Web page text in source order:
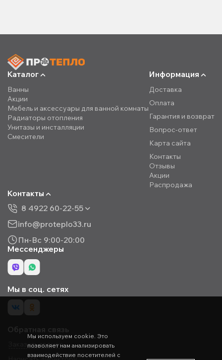
Каталог
Ванны
Акции
Мебель и аксессуары для ванной комнаты
Радиаторы отопления
Унитазы и инсталляции
Смесители
Информация
Доставка
Оплата
Гарантия и возврат
Вопрос-ответ
Карта сайта
Контакты
Отзывы
Акции
Распродажа
Контакты
8 4922 60-22-55
info@proteplo33.ru
Пн-Вс 9:00-20:00
Мессенджеры
Мы в соц. сетях
Обратная связь
Заказать звонок
Мы используем cookie. Это
позволяет нам анализировать
взаимодействие посетителей с